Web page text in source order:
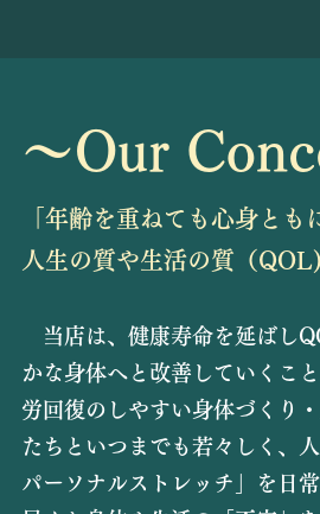
〜Our
「年齢を重ねても心身とも
人生の質や生活の質（
当店は、健康寿命を延ばし
かな身体へと改善していくこ
労回復のしやすい身体づくり
たちといつまでも若々しく、
パーソナルストレッチ」を日